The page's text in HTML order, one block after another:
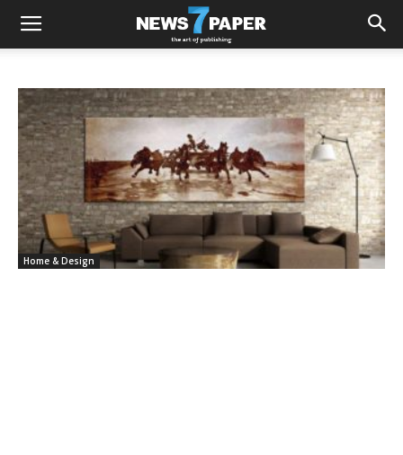
Home & Design